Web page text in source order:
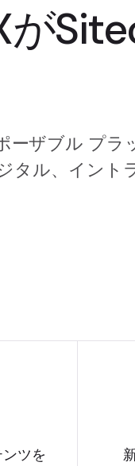
が
ーザブル プラ
タル、イント
ツを